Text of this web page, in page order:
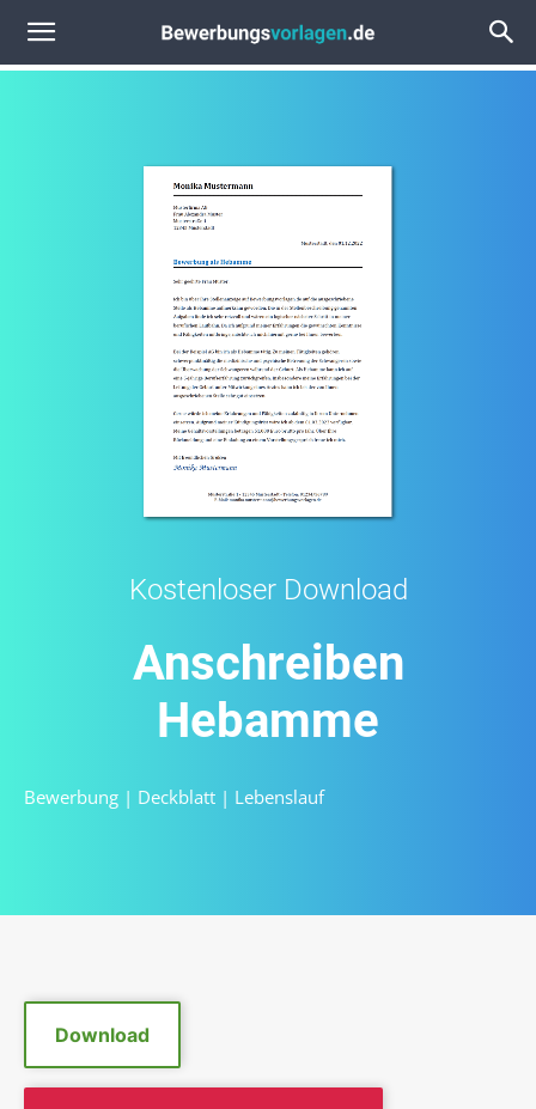
Kostenloser Download
Anschreiben
Hebamme
Bewerbung | Deckblatt | Lebenslauf
Download